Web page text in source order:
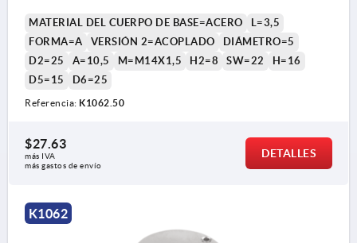
1) Placa
2) Pestillo de tensión de torsión
MATERIAL DEL CUERPO DE BASE=ACERO
L=3,5
FORMA=A
VERSIÓN 2=ACOPLADO
DIÁMETRO=5
D2=25
A=10,5 M=M14X1,5 H2=8 SW=22
H=16
D5=15
D6=25
Referencia: K1062.50
$27.63
más IVA
más gastos de envío
DETALLES
K1062